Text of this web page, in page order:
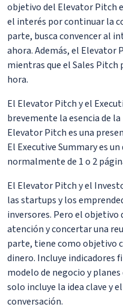
objetivo del Elevator Pitch
el interés por continuar la
parte, busca convencer al
ahora. Además, el Elevator
mientras que el Sales Pitch
hora.
El Elevator Pitch y el
brevemente la esencia de
Elevator Pitch es una
El Executive Summary es
normalmente de 1 o 2
El Elevator Pitch y el
las startups y los
inversores. Pero el
atención y concertar una
parte, tiene como objetivo
dinero. Incluye indicadores
modelo de negocio y
solo incluye la idea clave y
conversación.